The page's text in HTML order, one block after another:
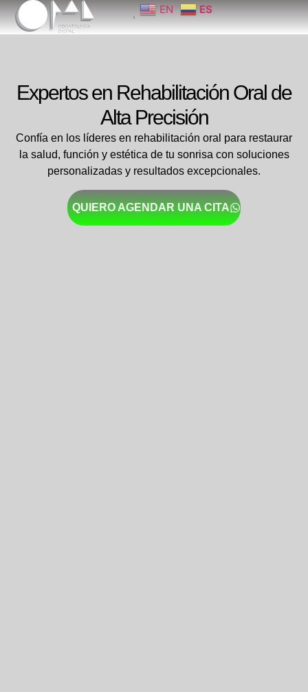
EN ES
Expertos en Rehabilitación Oral de
Alta Precisión
Confía en los líderes en rehabilitación oral para restaurar
la salud, función y estética de tu sonrisa con soluciones
personalizadas y resultados excepcionales.
QUIERO AGENDAR UNA CITA